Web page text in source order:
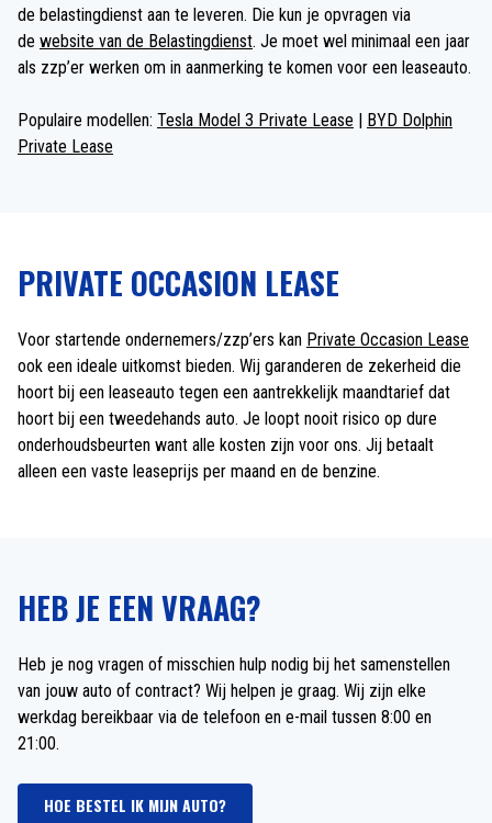
de belastingdienst aan te leveren. Die kun je opvragen via
de website van de Belastingdienst. Je moet wel minimaal een jaar
als zzp’er werken om in aanmerking te komen voor een leaseauto.
Populaire modellen: Tesla Model 3 Private Lease | BYD Dolphin
Private Lease
PRIVATE OCCASION LEASE
Voor startende ondernemers/zzp’ers kan Private Occasion Lease
ook een ideale uitkomst bieden. Wij garanderen de zekerheid die
hoort bij een leaseauto tegen een aantrekkelijk maandtarief dat
hoort bij een tweedehands auto. Je loopt nooit risico op dure
onderhoudsbeurten want alle kosten zijn voor ons. Jij betaalt
alleen een vaste leaseprijs per maand en de benzine.
HEB JE EEN VRAAG?
Heb je nog vragen of misschien hulp nodig bij het samenstellen
van jouw auto of contract? Wij helpen je graag. Wij zijn elke
werkdag bereikbaar via de telefoon en e-mail tussen 8:00 en
21:00.
HOE BESTEL IK MIJN AUTO?